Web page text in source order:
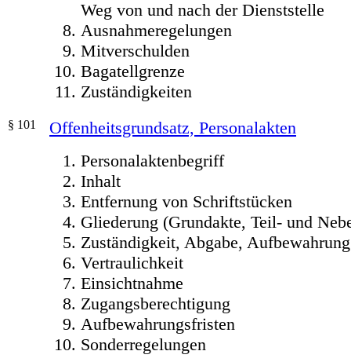
Weg von und nach der Dienststelle
Ausnahmeregelungen
Mitverschulden
Bagatellgrenze
Zuständigkeiten
§ 101
Offenheitsgrundsatz, Personalakten
Personalaktenbegriff
Inhalt
Entfernung von Schriftstücken
Gliederung (Grundakte, Teil- und
Zuständigkeit, Abgabe, Aufbewahrung
Vertraulichkeit
Einsichtnahme
Zugangsberechtigung
Aufbewahrungsfristen
Sonderregelungen